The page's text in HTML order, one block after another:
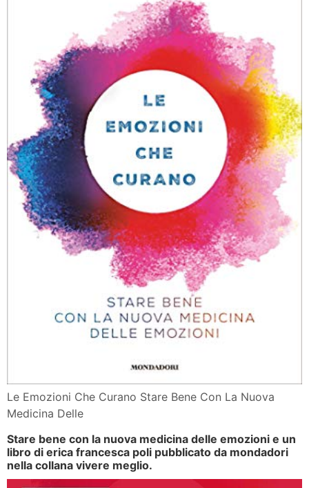
Le Emozioni Che Curano Stare Bene Con La Nuova
Medicina Delle
Stare bene con la nuova medicina delle emozioni e un
libro di erica francesca poli pubblicato da mondadori
nella collana vivere meglio.